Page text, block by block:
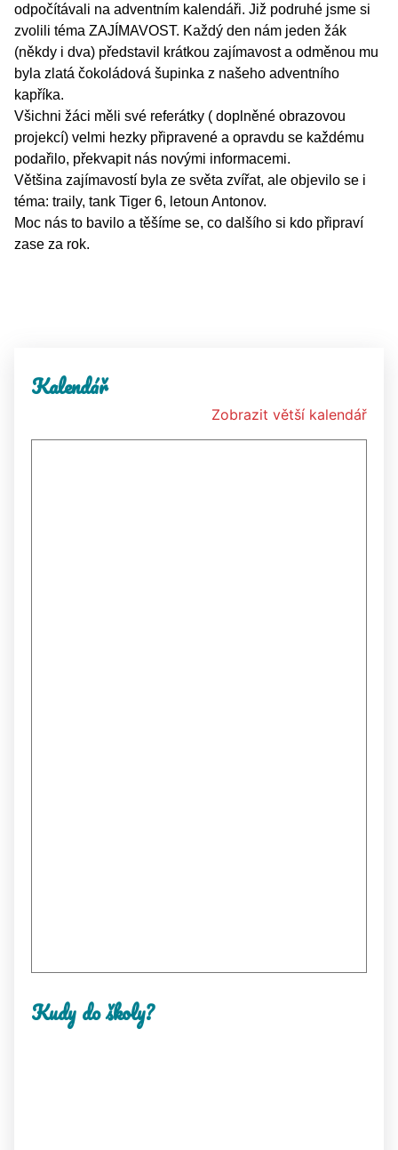
odpočítávali na adventním kalendáři. Již podruhé jsme si
zvolili téma ZAJÍMAVOST. Každý den nám jeden žák
(někdy i dva) představil krátkou zajímavost a odměnou mu
byla zlatá čokoládová šupinka z našeho adventního
kapříka.
Všichni žáci měli své referátky ( doplněné obrazovou
projekcí) velmi hezky připravené a opravdu se každému
podařilo, překvapit nás novými informacemi.
Většina zajímavostí byla ze světa zvířat, ale objevilo se i
téma: traily, tank Tiger 6, letoun Antonov.
Moc nás to bavilo a těšíme se, co dalšího si kdo připraví
zase za rok.
Kalendář
Zobrazit větší kalendář
Kudy do školy?